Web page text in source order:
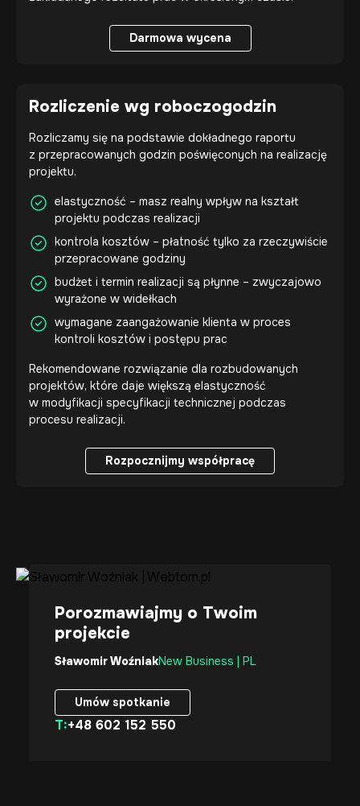
Darmowa wycena
Rozliczenie wg roboczogodzin
Rozliczamy się na podstawie dokładnego raportu
z przepracowanych godzin poświęconych na realizację
projektu.
elastyczność – masz realny wpływ na kształt
projektu podczas realizacji
kontrola kosztów – płatność tylko za rzeczywiście
przepracowane godziny
budżet i termin realizacji są płynne – zwyczajowo
wyrażone w widełkach
wymagane zaangażowanie klienta w proces
kontroli kosztów i postępu prac
Rekomendowane rozwiązanie dla rozbudowanych
projektów, które daje większą elastyczność
w modyfikacji specyfikacji technicznej podczas
procesu realizacji.
Rozpocznijmy współpracę
Porozmawiajmy o Twoim
projekcie
Sławomir WoźniakNew Business | PL
Umów spotkanie
Umów spotkanie
T:+48 602 152 550